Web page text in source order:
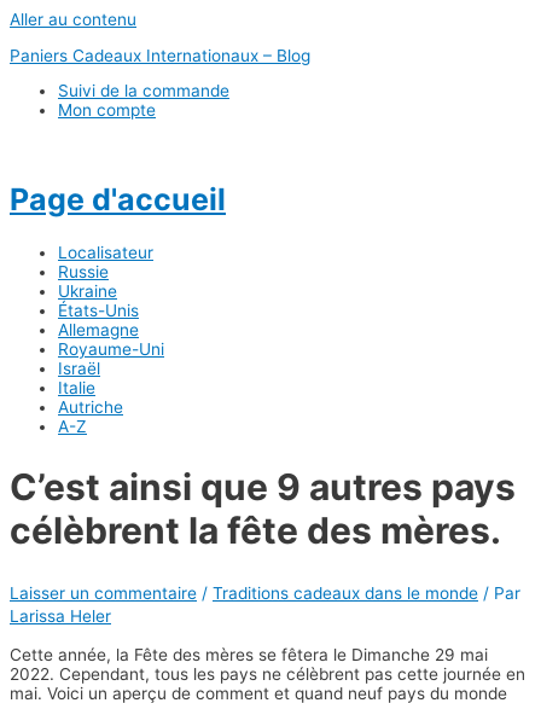
Aller au contenu
Paniers Cadeaux Internationaux – Blog
Suivi de la commande
Mon compte
Page d'accueil
Localisateur
Russie
Ukraine
États-Unis
Allemagne
Royaume-Uni
Israël
Italie
Autriche
A-Z
C’est ainsi que 9 autres pays
célèbrent la fête des mères.
Laisser un commentaire / Traditions cadeaux dans le monde / Par
Larissa Heler
Cette année, la Fête des mères se fêtera le Dimanche 29 mai
2022. Cependant, tous les pays ne célèbrent pas cette journée en
mai. Voici un aperçu de comment et quand neuf pays du monde